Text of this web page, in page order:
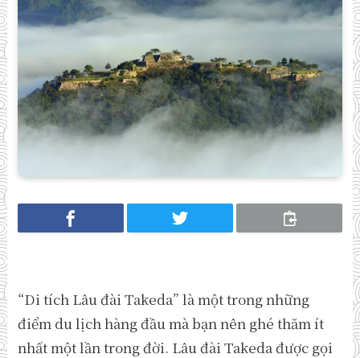
“Di tích Lâu đài Takeda” là một trong những
điểm du lịch hàng đầu mà bạn nên ghé thăm ít
nhất một lần trong đời. Lâu đài Takeda được gọi